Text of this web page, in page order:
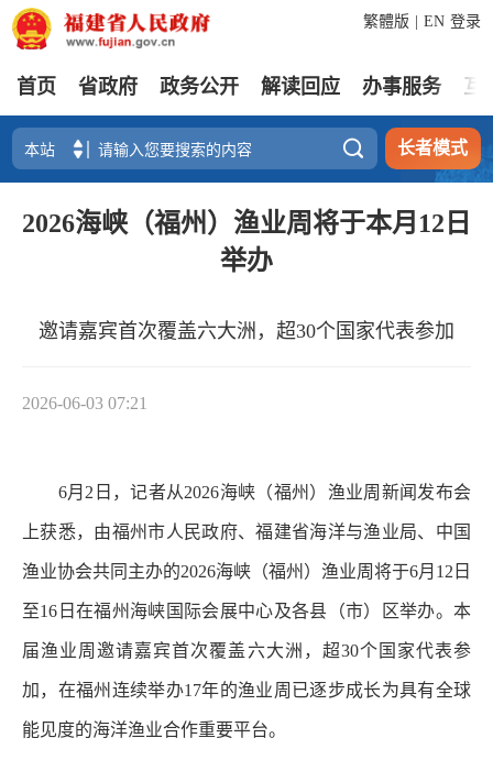
登录
繁體版 EN
首页 省政府 政务公开 解读回应 办事服务 互
 长者模式
2026海峡（福州）渔业周将于本月12日
举办
邀请嘉宾首次覆盖六大洲，超30个国家代表参加
2026-06-03 07:21
6月2日，记者从2026海峡（福州）渔业周新闻发布会
上获悉，由福州市人民政府、福建省海洋与渔业局、中国
渔业协会共同主办的2026海峡（福州）渔业周将于6月12日
至16日在福州海峡国际会展中心及各县（市）区举办。本
届渔业周邀请嘉宾首次覆盖六大洲，超30个国家代表参
加，在福州连续举办17年的渔业周已逐步成长为具有全球
能见度的海洋渔业合作重要平台。